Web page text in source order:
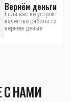
Вернём деньги
Если вас не устроит
качество работы то
вернём деньги
С НАМИ